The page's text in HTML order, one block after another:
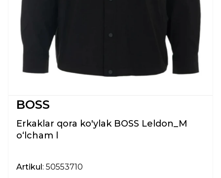
BOSS
Erkaklar qora ko'ylak BOSS Leldon_M
oʻlcham l
Artikul: 50553710